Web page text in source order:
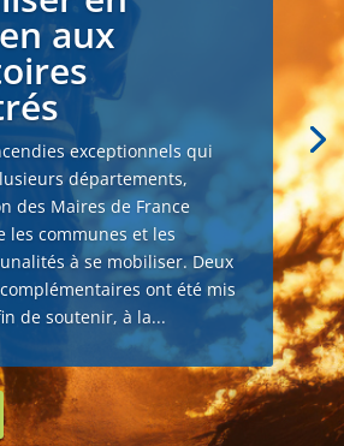
aux
exceptionnels qui
départements,
des Maires de France
les communes et les
à se mobiliser. Deux
ont été mis
de soutenir, à la...